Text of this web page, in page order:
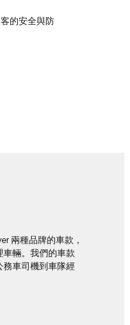
的安全與防
兩種品牌的車款，
輛。我們的車款
務車司機到車隊經